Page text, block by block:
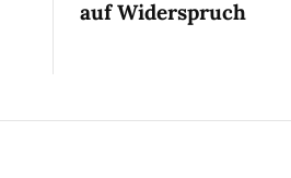
auf Widerspruch